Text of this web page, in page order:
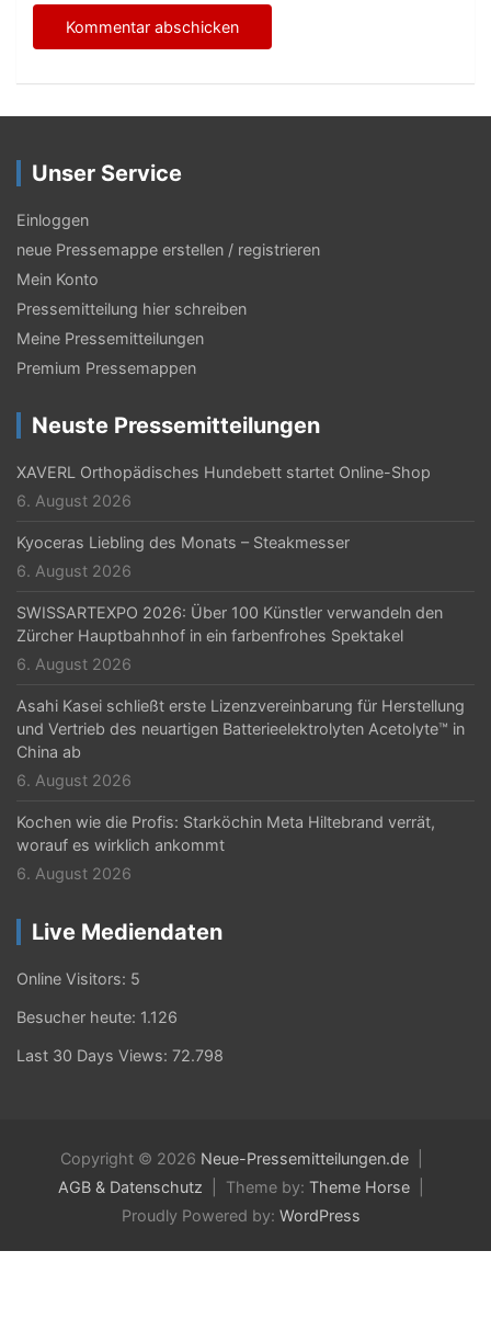
Unser Service
Einloggen
neue Pressemappe erstellen / registrieren
Mein Konto
Pressemitteilung hier schreiben
Meine Pressemitteilungen
Premium Pressemappen
Neuste Pressemitteilungen
XAVERL Orthopädisches Hundebett startet Online-Shop
6. August 2026
Kyoceras Liebling des Monats – Steakmesser
6. August 2026
SWISSARTEXPO 2026: Über 100 Künstler verwandeln den
Zürcher Hauptbahnhof in ein farbenfrohes Spektakel
6. August 2026
Asahi Kasei schließt erste Lizenzvereinbarung für Herstellung
und Vertrieb des neuartigen Batterieelektrolyten Acetolyte™ in
China ab
6. August 2026
Kochen wie die Profis: Starköchin Meta Hiltebrand verrät,
worauf es wirklich ankommt
6. August 2026
Live Mediendaten
Online Visitors: 5
Besucher heute: 1.126
Last 30 Days Views: 72.798
Copyright © 2026 Neue-Pressemitteilungen.de
AGB & Datenschutz
Theme by: Theme Horse
Proudly Powered by: WordPress